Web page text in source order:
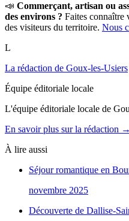
📣 Commerçant, artisan ou
des environs ? Faites connaître
des visiteurs du territoire. Nous
L
La rédaction de Goux-les-Usiers
Équipe éditoriale locale
L'équipe éditoriale locale de
En savoir plus sur la rédaction →
À lire aussi
Séjour romantique en
novembre 2025
Découverte de Dallise-